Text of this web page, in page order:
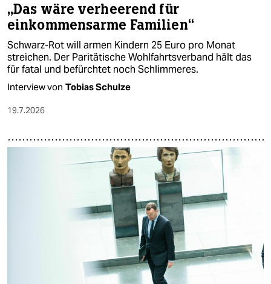
„Das wäre verheerend für
einkommensarme Familien“
Schwarz-Rot will armen Kindern 25 Euro pro Monat
streichen. Der Paritätische Wohlfahrtsverband hält das
für fatal und befürchtet noch Schlimmeres.
Interview von Tobias Schulze
19.7.2026